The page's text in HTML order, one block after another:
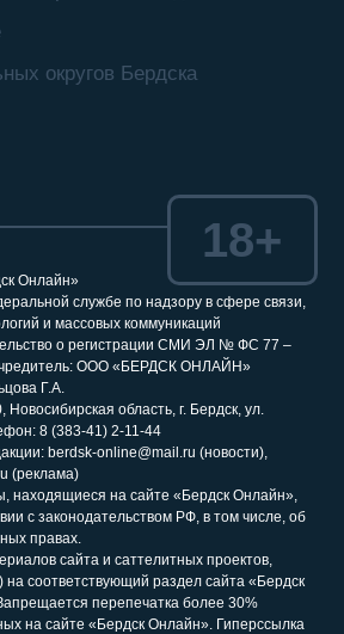
округов Бердска
Онлайн»
службе по надзору в сфере связи,
и массовых коммуникаций
о регистрации СМИ ЭЛ № ФС 77 –
ООО «БЕРДСК ОНЛАЙН»
Г.А.
область, г. Бердск, ул.
8 (383-41) 2-11-44
berdsk-online@mail.ru (новости),
(реклама)
находящиеся на сайте «Бердск Онлайн»,
с законодательством РФ, в том числе, об
правах.
сайта и саттелитных проектов,
на соответствующий раздел сайта «Бердск
перепечатка более 30%
на сайте «Бердск Онлайн». Гиперссылка
18+